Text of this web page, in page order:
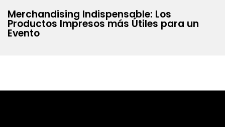
Merchandising Indispensable: Los
Productos Impresos más Útiles para un
Evento